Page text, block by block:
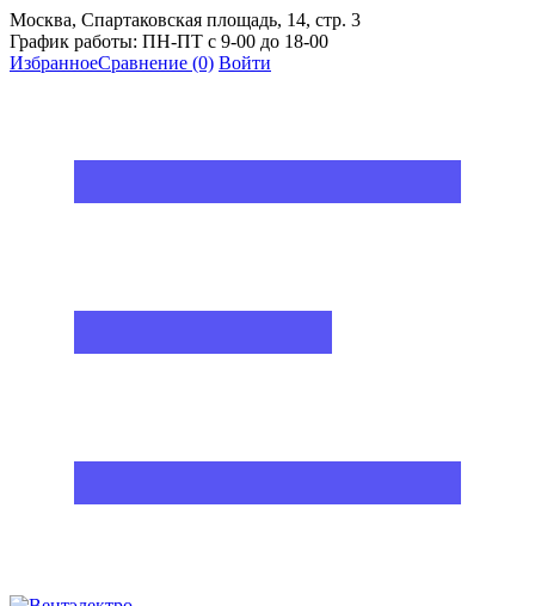
Москва, Спартаковская площадь, 14, стр. 3
График работы: ПН-ПТ с 9-00 до 18-00
ИзбранноеСравнение (0) Войти